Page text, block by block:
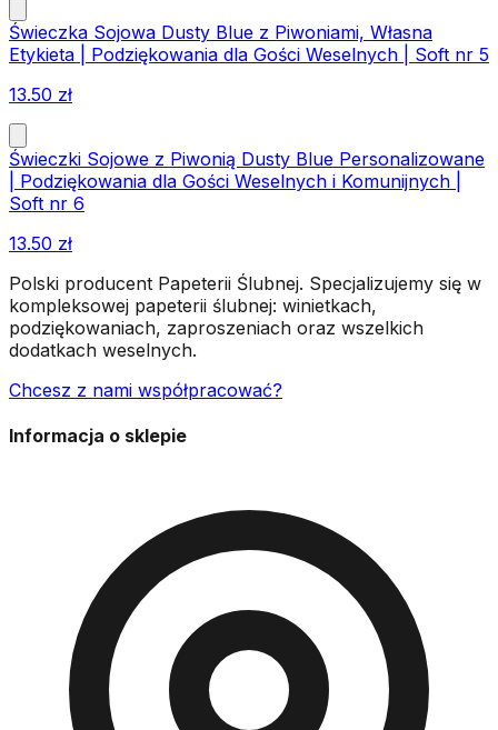
Świeczka Sojowa Dusty Blue z Piwoniami, Własna
Etykieta | Podziękowania dla Gości Weselnych | Soft nr 5
13.50 zł
Świeczki Sojowe z Piwonią Dusty Blue Personalizowane
| Podziękowania dla Gości Weselnych i Komunijnych |
Soft nr 6
13.50 zł
Polski producent Papeterii Ślubnej. Specjalizujemy się w
kompleksowej papeterii ślubnej: winietkach,
podziękowaniach, zaproszeniach oraz wszelkich
dodatkach weselnych.
Chcesz z nami współpracować?
Informacja o sklepie